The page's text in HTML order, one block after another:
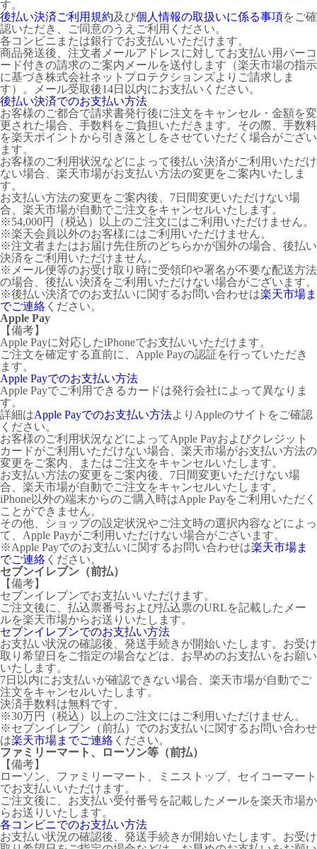
す。
後払い決済ご利用規約及び個人情報の取扱いに係る事項をご確
認いただき、ご同意のうえご利用ください。
各コンビニまたは銀行でお支払いいただけます。
商品発送後、注文者メールアドレスに対してお支払い用バーコ
ード付きの請求のご案内メールを送付します（楽天市場の指示
に基づき株式会社ネットプロテクションズよりご請求しま
す）。メール受取後14日以内にお支払いください。
後払い決済でのお支払い方法
お客様のご都合で請求書発行後に注文をキャンセル・金額を変
更された場合、手数料をご負担いただきます。その際、手数料
を楽天ポイントから引き落としをさせていただく場合がござい
ます。
お客様のご利用状況などによって後払い決済がご利用いただけ
ない場合、楽天市場がお支払い方法の変更をご案内いたしま
す。
お支払い方法の変更をご案内後、7日間変更いただけない場
合、楽天市場が自動でご注文をキャンセルいたします。
※54,000円（税込）以上のご注文にはご利用いただけません。
※楽天会員以外のお客様にはご利用いただけません。
※注文者またはお届け先住所のどちらかが国外の場合、後払い
決済をご利用いただけません。
※メール便等のお受け取り時に受領印や署名が不要な配送方法
の場合、後払い決済をご利用いただけない場合がございます。
※後払い決済でのお支払いに関するお問い合わせは楽天市場ま
でご連絡 ください。
Apple Pay
【備考】
Apple Payに対応したiPhoneでお支払いいただけます。
ご注文を確定する直前に、Apple Payの認証を行っていただき
ます。
Apple Payでのお支払い方法
Apple Payでご利用できるカードは発行会社によって異なりま
す。
詳細はApple Payでのお支払い方法よりAppleのサイトをご確認
ください。
お客様のご利用状況などによってApple Payおよびクレジット
カードがご利用いただけない場合、楽天市場がお支払い方法の
変更をご案内、またはご注文をキャンセルいたします。
お支払い方法の変更をご案内後、7日間変更いただけない場
合、楽天市場が自動でご注文をキャンセルいたします。
iPhone以外の端末からのご購入時はApple Payをご利用いただく
ことができません。
その他、ショップの設定状況やご注文時の選択内容などによっ
て、Apple Payがご利用いただけない場合がございます。
※Apple Payでのお支払いに関するお問い合わせは楽天市場ま
でご連絡 ください。
セブンイレブン（前払）
【備考】
セブンイレブンでお支払いいただけます。
ご注文後に、払込票番号および払込票のURLを記載したメー
ルを楽天市場からお送りいたします。
セブンイレブンでのお支払い方法
お支払い状況の確認後、発送手続きが開始いたします。お受け
取り希望日をご指定の場合などは、お早めのお支払いをお願い
いたします。
7日以内にお支払いが確認できない場合、楽天市場が自動でご
注文をキャンセルいたします。
決済手数料は無料です。
※30万円（税込）以上のご注文にはご利用いただけません。
※セブンイレブン（前払）でのお支払いに関するお問い合わせ
は楽天市場までご連絡 ください。
ファミリーマート、ローソン等（前払）
【備考】
ローソン、ファミリーマート、ミニストップ、セイコーマート
でお支払いいただけます。
ご注文後に、お支払い受付番号を記載したメールを楽天市場か
らお送りいたします。
各コンビニでのお支払い方法
お支払い状況の確認後、発送手続きが開始いたします。お受け